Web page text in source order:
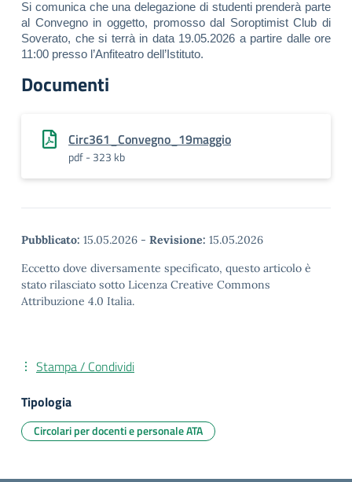
Si comunica che una delegazione di studenti prenderà parte
al Convegno in oggetto, promosso dal Soroptimist Club di
Soverato, che si terrà in data 19.05.2026 a partire dalle ore
11:00 presso l’Anfiteatro dell’Istituto.
Documenti
Circ361_Convegno_19maggio
pdf - 323 kb
Pubblicato: 15.05.2026 - Revisione: 15.05.2026
Eccetto dove diversamente specificato, questo articolo è
stato rilasciato sotto Licenza Creative Commons
Attribuzione 4.0 Italia.
Stampa / Condividi
Tipologia
Circolari per docenti e personale ATA